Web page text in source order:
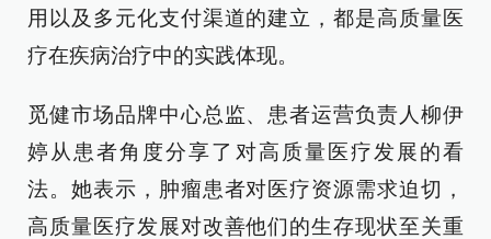
用以及多元化支付渠道的建立，都是高质量医
疗在疾病治疗中的实践体现。
觅健市场品牌中心总监、患者运营负责人柳伊
婷从患者角度分享了对高质量医疗发展的看
法。她表示，肿瘤患者对医疗资源需求迫切，
高质量医疗发展对改善他们的生存现状至关重